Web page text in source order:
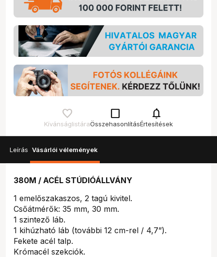
Kívánságlistára
check_box_outline_blank
Összehasonlítás
notifications
Értesítések
Leírás Vásárlói vélemények
380M / ACÉL STÚDIÓÁLLVÁNY
1 emelőszakaszos, 2 tagú kivitel.
Csőátmérők: 35 mm, 30 mm.
1 szintező láb.
1 kihúzható láb (további 12 cm-rel / 4,7”).
Fekete acél talp.
Krómacél szekciók.